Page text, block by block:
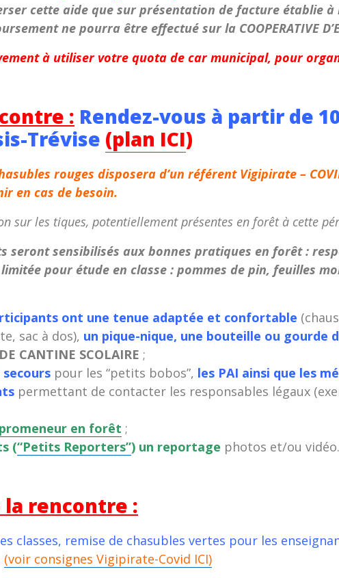
cette aide que sur présentation de facture établie à
ne pourra être effectué sur la COOPERATIVE
à utiliser votre quota de car municipal, pour
: Rendez-vous à partir de
Trévise (plan ICI)
rouges disposera d’un référent Vigipirate –
en cas de besoin.
sur les tiques, potentiellement présentes en forêt à cette
seront sensibilisés aux bonnes pratiques en forêt :
pour étude en classe : pommes de pin, feuilles
ont une tenue adaptée et confortable
sac à dos), un pique-nique, une bouteille ou gourde
CANTINE SCOLAIRE ;
pour les “petits bobos”, les PAI ainsi que les
permettant de contacter les responsables légaux
en forêt ;
(“Petits Reporters”) un reportage photos et/ou vidéo.
rencontre :
classes, remise de chasubles vertes pour les
(voir consignes Vigipirate-Covid ICI)